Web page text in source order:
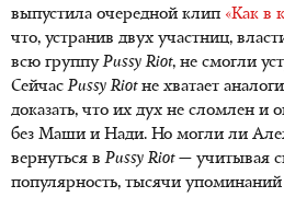
выпустила очередной клип «Как в
что, устранив двух участниц,
всю группуPussy Riot, не смогли
СейчасPussy Riotне хватает
доказать, что их дух не сломлен и
без Маши и Нади. Но могли ли
вернуться вPussy Riot— учитывая
популярность, тысячи